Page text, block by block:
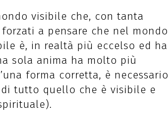
visibile che, con tanta
a pensare che nel mondo
è, in realtà più eccelso ed ha
sola anima ha molto più
forma corretta, è necessario
tutto quello che è visibile e